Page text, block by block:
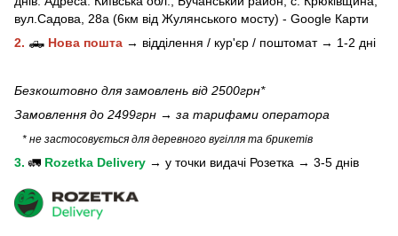
вул.Садова, 28а (6км від Жулянського мосту) - Google Карти
2. 🛻 Нова пошта → відділення / кур'єр / поштомат → 1-2 дні
Безкоштовно для замовлень від 2500грн*
Замовлення до 2499грн → за тарифами оператора
* не застосовується для деревного вугілля та брикетів
3. 🚛 Rozetka Delivery → у точки видачі Розетка → 3-5 днів